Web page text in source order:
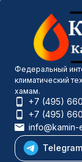
Федеральный
климатический
хамам.
+7 (495)
+7 (495)
info@kamin-
Telegram